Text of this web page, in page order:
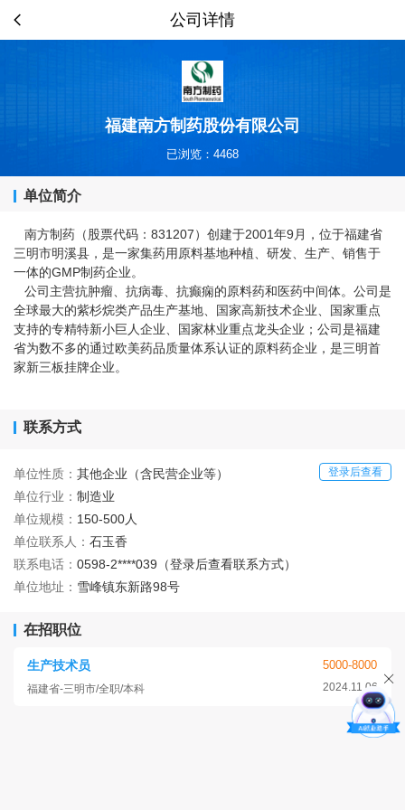
公司详情
福建南方制药股份有限公司
已浏览：4468
单位简介
南方制药（股票代码：831207）创建于2001年9月，位于福建省
三明市明溪县，是一家集药用原料基地种植、研发、生产、销售于
一体的GMP制药企业。
公司主营抗肿瘤、抗病毒、抗癫痫的原料药和医药中间体。公司是
全球最大的紫杉烷类产品生产基地、国家高新技术企业、国家重点
支持的专精特新小巨人企业、国家林业重点龙头企业；公司是福建
省为数不多的通过欧美药品质量体系认证的原料药企业，是三明首
家新三板挂牌企业。
联系方式
登录后查看
单位性质： 其他企业（含民营企业等）
单位行业： 制造业
单位规模： 150-500人
单位联系人： 石玉香
联系电话： 0598-2****039（登录后查看联系方式）
单位地址： 雪峰镇东新路98号
在招职位
生产技术员
福建省-三明市/全职/本科
5000-8000
2024.11.06